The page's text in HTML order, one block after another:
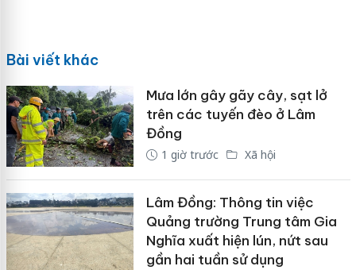
Bài viết khác
Mưa lớn gây gãy cây, sạt lở
trên các tuyến đèo ở Lâm
Đồng
1 giờ trước Xã hội
Lâm Đồng: Thông tin việc
Quảng trường Trung tâm Gia
Nghĩa xuất hiện lún, nứt sau
gần hai tuần sử dụng